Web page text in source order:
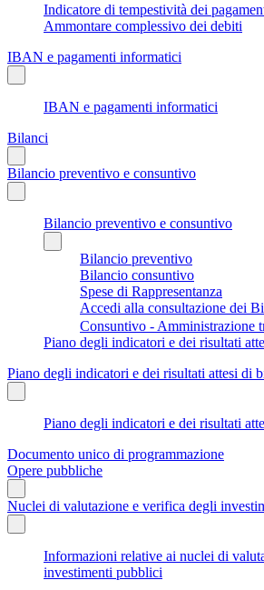
Indicatore di tempestività dei
Ammontare complessivo dei debiti
IBAN e pagamenti informatici
IBAN e pagamenti informatici
Bilanci
Bilancio preventivo e consuntivo
Bilancio preventivo e consuntivo
Bilancio preventivo
Bilancio consuntivo
Spese di Rappresentanza
Accedi alla consultazione dei
Consuntivo - Amministrazione
Piano degli indicatori e dei risultati
Piano degli indicatori e dei risultati attesi di
Piano degli indicatori e dei risultati
Documento unico di programmazione
Opere pubbliche
Nuclei di valutazione e verifica degli
Informazioni relative ai nuclei di
investimenti pubblici